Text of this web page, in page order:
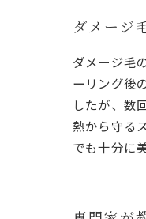
ダメージ
ダメージ毛
ーリング後
したが、数
熱から守る
でも十分に